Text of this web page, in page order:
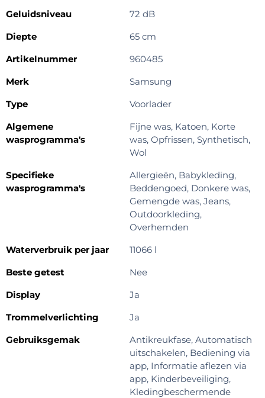
Geluidsniveau
72 dB
Diepte
65 cm
Artikelnummer
960485
Merk
Samsung
Type
Voorlader
Algemene
wasprogramma's
Fijne was, Katoen, Korte
was, Opfrissen, Synthetisch,
Wol
Specifieke
wasprogramma's
Allergieën, Babykleding,
Beddengoed, Donkere was,
Gemengde was, Jeans,
Outdoorkleding,
Overhemden
Waterverbruik per jaar
11066 l
Beste getest
Nee
Display
Ja
Trommelverlichting
Ja
Gebruiksgemak
Antikreukfase, Automatisch
uitschakelen, Bediening via
app, Informatie aflezen via
app, Kinderbeveiliging,
Kledingbeschermende